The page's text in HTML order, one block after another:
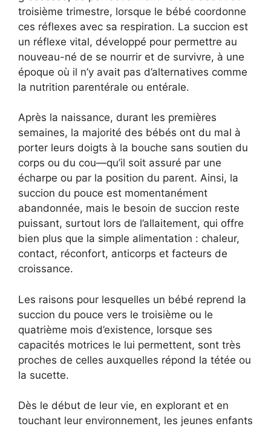
troisième trimestre, lorsque le bébé coordonne
ces réflexes avec sa respiration. La succion est
un réflexe vital, développé pour permettre au
nouveau-né de se nourrir et de survivre, à une
époque où il n’y avait pas d’alternatives comme
la nutrition parentérale ou entérale.
Après la naissance, durant les premières
semaines, la majorité des bébés ont du mal à
porter leurs doigts à la bouche sans soutien du
corps ou du cou—qu’il soit assuré par une
écharpe ou par la position du parent. Ainsi, la
succion du pouce est momentanément
abandonnée, mais le besoin de succion reste
puissant, surtout lors de l’allaitement, qui offre
bien plus que la simple alimentation : chaleur,
contact, réconfort, anticorps et facteurs de
croissance.
Les raisons pour lesquelles un bébé reprend la
succion du pouce vers le troisième ou le
quatrième mois d’existence, lorsque ses
capacités motrices le lui permettent, sont très
proches de celles auxquelles répond la tétée ou
la sucette.
Dès le début de leur vie, en explorant et en
touchant leur environnement, les jeunes enfants